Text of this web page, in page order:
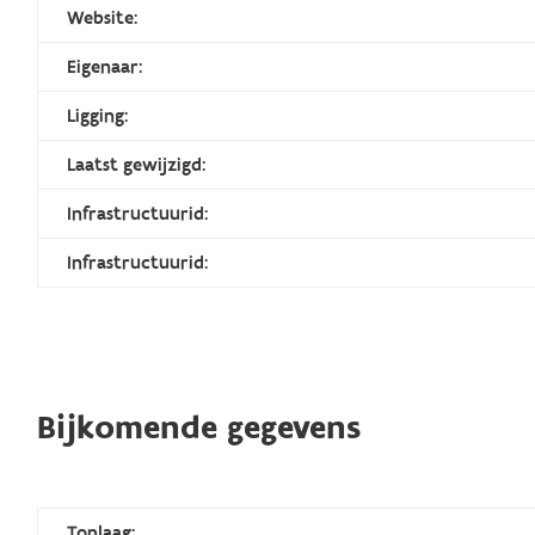
Website:
Eigenaar:
Ligging:
Laatst gewijzigd:
Infrastructuurid:
Infrastructuurid:
Bijkomende gegevens